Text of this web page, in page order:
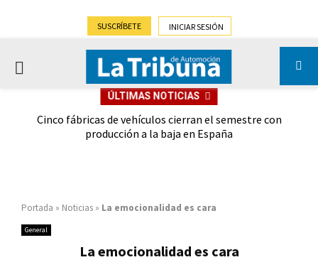
SUSCRÍBETE INICIAR SESIÓN
PRIMARY
ÚLTIMAS NOTICIAS
Cinco fábricas de vehículos cierran el semestre con
producción a la baja en España
Portada » Noticias » La emocionalidad es cara
General
La emocionalidad es cara